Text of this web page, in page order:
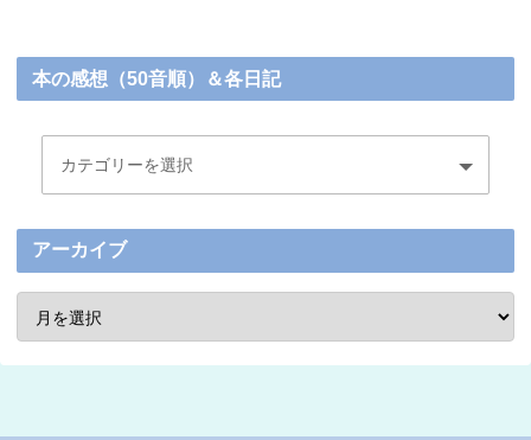
本の感想（50音順）＆各日記
アーカイブ